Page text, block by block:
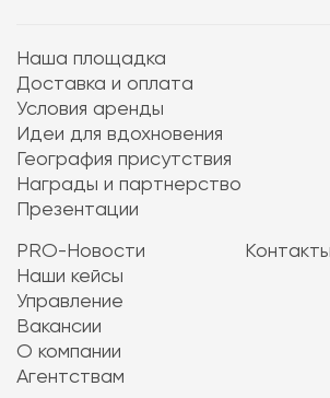
Наша площадка
Доставка и оплата
Условия аренды
Идеи для вдохновения
География присутствия
Награды и партнерство
Презентации
PRO-Новости
Наши кейсы
Управление
Вакансии
О компании
Агентствам
Контакты